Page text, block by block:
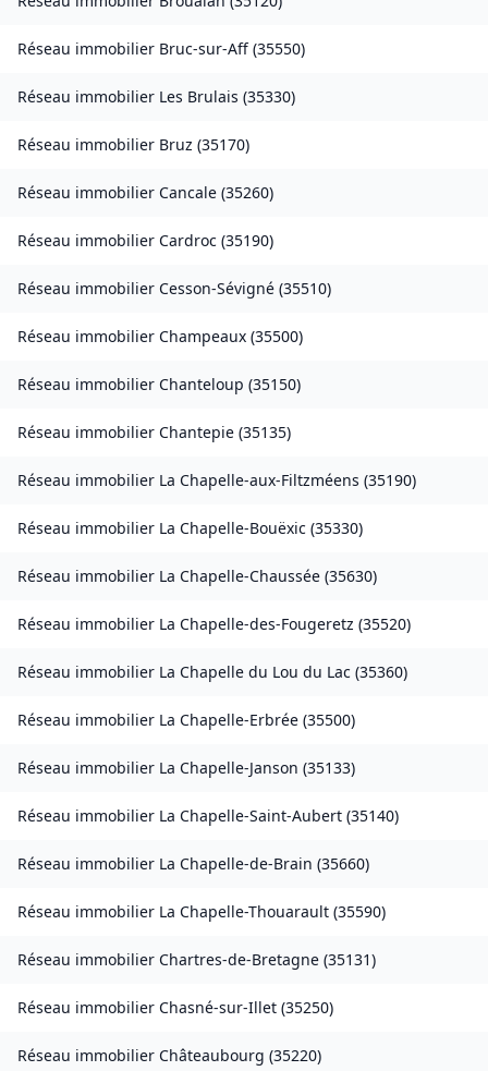
Réseau immobilier Bruc-sur-Aff (35550)
Réseau immobilier Les Brulais (35330)
Réseau immobilier Bruz (35170)
Réseau immobilier Cancale (35260)
Réseau immobilier Cardroc (35190)
Réseau immobilier Cesson-Sévigné (35510)
Réseau immobilier Champeaux (35500)
Réseau immobilier Chanteloup (35150)
Réseau immobilier Chantepie (35135)
Réseau immobilier La Chapelle-aux-Filtzméens (35190)
Réseau immobilier La Chapelle-Bouëxic (35330)
Réseau immobilier La Chapelle-Chaussée (35630)
Réseau immobilier La Chapelle-des-Fougeretz (35520)
Réseau immobilier La Chapelle du Lou du Lac (35360)
Réseau immobilier La Chapelle-Erbrée (35500)
Réseau immobilier La Chapelle-Janson (35133)
Réseau immobilier La Chapelle-Saint-Aubert (35140)
Réseau immobilier La Chapelle-de-Brain (35660)
Réseau immobilier La Chapelle-Thouarault (35590)
Réseau immobilier Chartres-de-Bretagne (35131)
Réseau immobilier Chasné-sur-Illet (35250)
Réseau immobilier Châteaubourg (35220)